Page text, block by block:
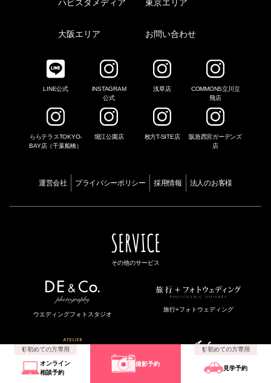
ハピスタメディア 東京エリア
大阪エリア お問い合わせ
LINE公式
INSTAGRAM
公式
浅草店
COMMONS立川立
飛店
ららテラスTOKYO-
BAY店（千葉船橋）
堀江公園店 枚方T-SITE店
阪急西宮ガーデンズ
店
運営会社 プライバシーポリシー 採用情報 法人のお客様
SERVICE
その他のサービス
ウエディングフォトスタジオ
旅行+フォトウェディング
衣装レンタル 一瞬の非日常を映すフォトスタジオ
初めての方専用
オンライン
相談予約
撮影予約
初めての方専用
見学予約